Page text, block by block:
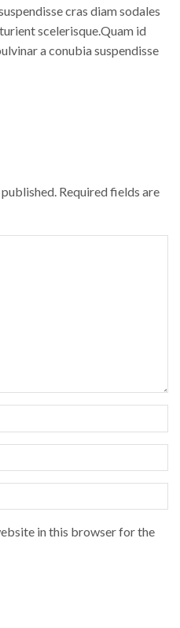
cras diam sodales
scelerisque.Quam id
a conubia suspendisse
Required fields are
in this browser for the